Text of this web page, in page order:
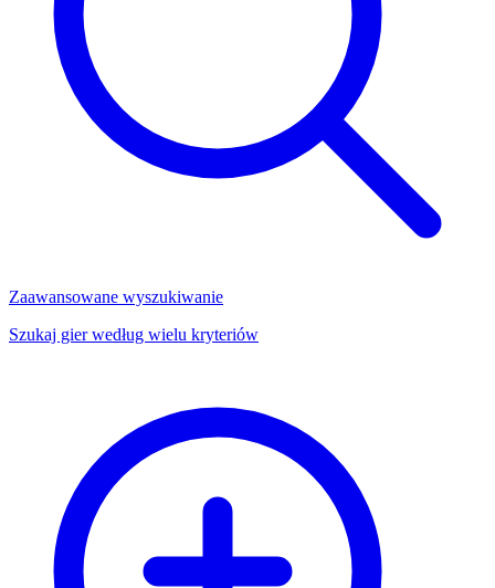
Zaawansowane wyszukiwanie
Szukaj gier według wielu kryteriów